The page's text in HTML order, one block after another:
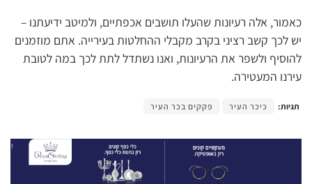
כאמור, אלה רעיונות שהעלו תושבים אכפתיים, ולמיטב ידיעתנו –
יש לכך קשב רציני בקרב מקבלי ההחלטות בעירייה. אתם מוזמנים
להוסיף ולשפר את הרעיונות, ואנו נשתדל לתת לכך במה לטובת
עירנו המעטירה.
תגיות: כיכר העיר פקקים בכר העיר